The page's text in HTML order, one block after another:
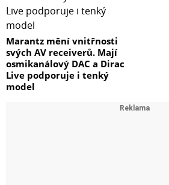
Marantz mění vnitřnosti
svých AV receiverů. Mají
osmikanálový DAC a Dirac
Live podporuje i tenký
model